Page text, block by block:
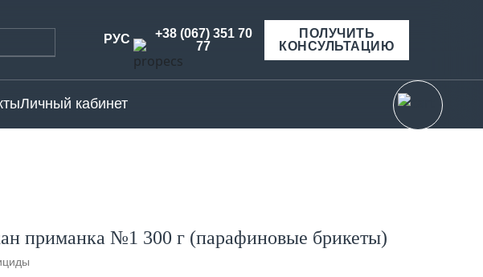
ПОЛУЧИТЬ
КОНСУЛЬТАЦИЮ
+38 (067) 351 70
77
РУС
Личный кабинет
приманка №1 300 г (парафиновые брикеты)